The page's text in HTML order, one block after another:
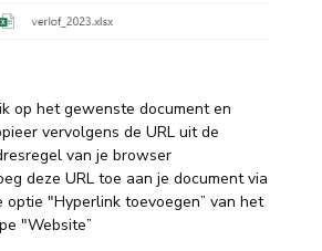
op het gewenste document en
vervolgens de URL uit de
van je browser
deze URL toe aan je document via
optie "Hyperlink toevoegen” van het
"Website”